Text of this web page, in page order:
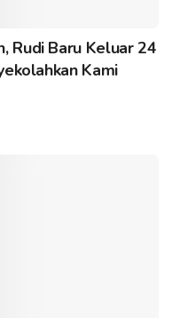
Rudi Baru Keluar 24
Kami